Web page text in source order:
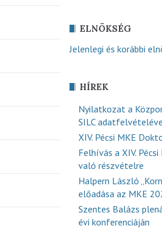
ELNÖKSÉG
Jelenlegi és korábbi
HÍREK
Nyilatkozat a
SILC
XIV. Pécsi MKE
Felhívás a XIV.
való részvételre
Halpern László
előadása az MKE
Szentes Balázs
évi konferenciáján